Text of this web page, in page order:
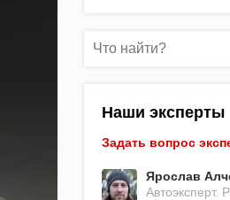
Наши эксперты
Задать вопрос
Ярослав
Автоэксперт.